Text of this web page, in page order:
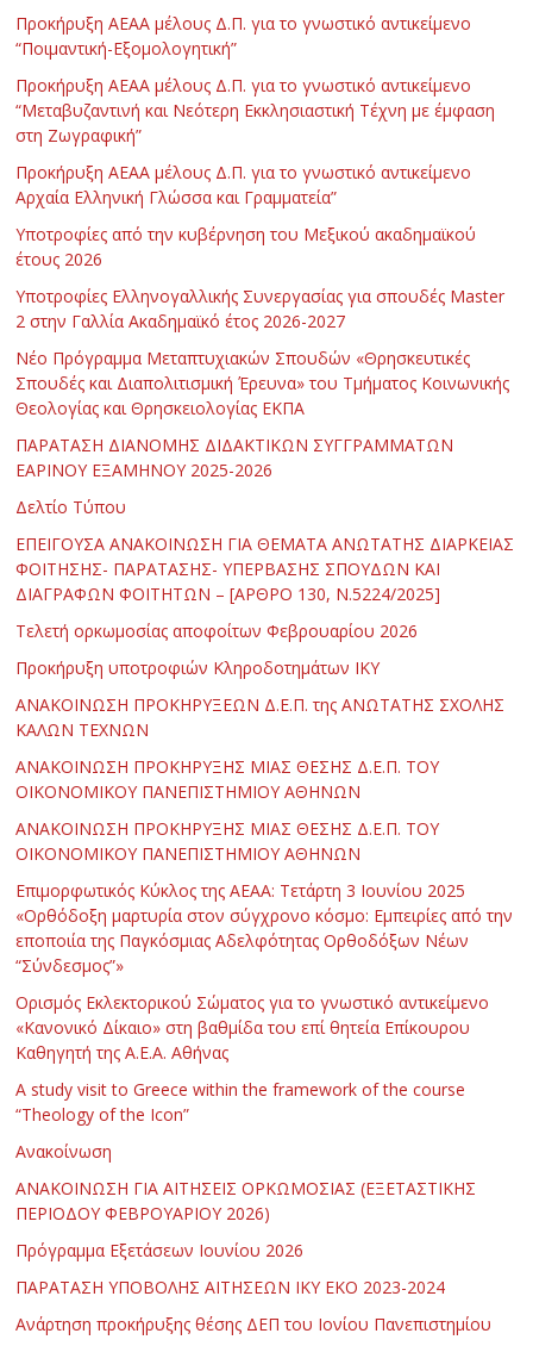
Προκήρυξη ΑΕΑΑ μέλους Δ.Π. για το γνωστικό αντικείμενο
“Ποιμαντική-Εξομολογητική”
Προκήρυξη ΑΕΑΑ μέλους Δ.Π. για το γνωστικό αντικείμενο
“Μεταβυζαντινή και Νεότερη Εκκλησιαστική Τέχνη με έμφαση
στη Ζωγραφική”
Προκήρυξη ΑΕΑΑ μέλους Δ.Π. για το γνωστικό αντικείμενο
Αρχαία Ελληνική Γλώσσα και Γραμματεία”
Υποτροφίες από την κυβέρνηση του Μεξικού ακαδημαϊκού
έτους 2026
Υποτροφίες Ελληνογαλλικής Συνεργασίας για σπουδές Master
2 στην Γαλλία Ακαδημαϊκό έτος 2026-2027
Νέο Πρόγραμμα Μεταπτυχιακών Σπουδών «Θρησκευτικές
Σπουδές και Διαπολιτισμική Έρευνα» του Τμήματος Κοινωνικής
Θεολογίας και Θρησκειολογίας ΕΚΠΑ
ΠΑΡΑΤΑΣΗ ΔΙΑΝΟΜΗΣ ΔΙΔΑΚΤΙΚΩΝ ΣΥΓΓΡΑΜΜΑΤΩΝ
ΕΑΡΙΝΟΥ ΕΞΑΜΗΝΟΥ 2025-2026
Δελτίο Τύπου
ΕΠΕΙΓΟΥΣΑ ΑΝΑΚΟΙΝΩΣΗ ΓΙΑ ΘΕΜΑΤΑ ΑΝΩΤΑΤΗΣ ΔΙΑΡΚΕΙΑΣ
ΦΟΙΤΗΣΗΣ- ΠΑΡΑΤΑΣΗΣ- ΥΠΕΡΒΑΣΗΣ ΣΠΟΥΔΩΝ ΚΑΙ
ΔΙΑΓΡΑΦΩΝ ΦΟΙΤΗΤΩΝ – [ΑΡΘΡΟ 130, Ν.5224/2025]
Τελετή ορκωμοσίας αποφοίτων Φεβρουαρίου 2026
Προκήρυξη υποτροφιών Κληροδοτημάτων ΙΚΥ
ΑΝΑΚΟΙΝΩΣΗ ΠΡΟΚΗΡΥΞΕΩΝ Δ.Ε.Π. της ΑΝΩΤΑΤΗΣ ΣΧΟΛΗΣ
ΚΑΛΩΝ ΤΕΧΝΩΝ
ΑΝΑΚΟΙΝΩΣΗ ΠΡΟΚΗΡΥΞΗΣ ΜΙΑΣ ΘΕΣΗΣ Δ.Ε.Π. ΤΟΥ
ΟΙΚΟΝΟΜΙΚΟΥ ΠΑΝΕΠΙΣΤΗΜΙΟΥ ΑΘΗΝΩΝ
ΑΝΑΚΟΙΝΩΣΗ ΠΡΟΚΗΡΥΞΗΣ ΜΙΑΣ ΘΕΣΗΣ Δ.Ε.Π. ΤΟΥ
ΟΙΚΟΝΟΜΙΚΟΥ ΠΑΝΕΠΙΣΤΗΜΙΟΥ ΑΘΗΝΩΝ
Επιμορφωτικός Κύκλος της ΑΕΑΑ: Τετάρτη 3 Ιουνίου 2025
«Ορθόδοξη μαρτυρία στον σύγχρονο κόσμο: Εμπειρίες από την
εποποιία της Παγκόσμιας Αδελφότητας Ορθοδόξων Νέων
“Σύνδεσμος”»
Ορισμός Εκλεκτορικού Σώματος για το γνωστικό αντικείμενο
«Κανονικό Δίκαιο» στη βαθμίδα του επί θητεία Επίκουρου
Καθηγητή της Α.Ε.Α. Αθήνας
Α study visit to Greece within the framework of the course
“Theology of the Icon”
Ανακοίνωση
ΑΝΑΚΟΙΝΩΣΗ ΓΙΑ ΑΙΤΗΣΕΙΣ ΟΡΚΩΜΟΣΙΑΣ (ΕΞΕΤΑΣΤΙΚΗΣ
ΠΕΡΙΟΔΟΥ ΦΕΒΡΟΥΑΡΙΟΥ 2026)
Πρόγραμμα Εξετάσεων Ιουνίου 2026
ΠΑΡΑΤΑΣΗ ΥΠΟΒΟΛΗΣ ΑΙΤΗΣΕΩΝ ΙΚΥ ΕΚΟ 2023-2024
Ανάρτηση προκήρυξης θέσης ΔΕΠ του Ιονίου Πανεπιστημίου